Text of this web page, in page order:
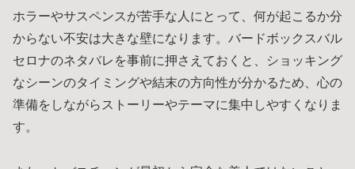
ホラーやサスペンスが苦手な人にとって、何が起こるか分
からない不安は大きな壁になります。バードボックスバル
セロナのネタバレを事前に押さえておくと、ショッキング
なシーンのタイミングや結末の方向性が分かるため、心の
準備をしながらストーリーやテーマに集中しやすくなりま
す。